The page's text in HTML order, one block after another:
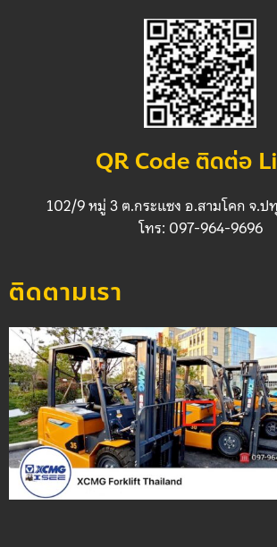
QR Code ติดต่อ
102/9 หมู่ 3 ต.กระแซง อ.สามโคก จ.ป
โทร: 097-964-9696
ติดตามเรา